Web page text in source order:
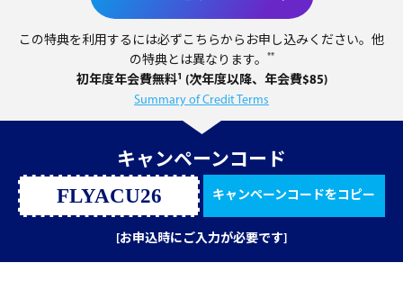
この特典を利用するには必ずこちらからお申し込みください。他
の特典とは異なります。
**
初年度年会費無料1 (次年度以降、年会費$85)
Summary of Credit Terms
キャンペーンコード
FLYACU26 キャンペーンコードをコピー
[お申込時にご入力が必要です]